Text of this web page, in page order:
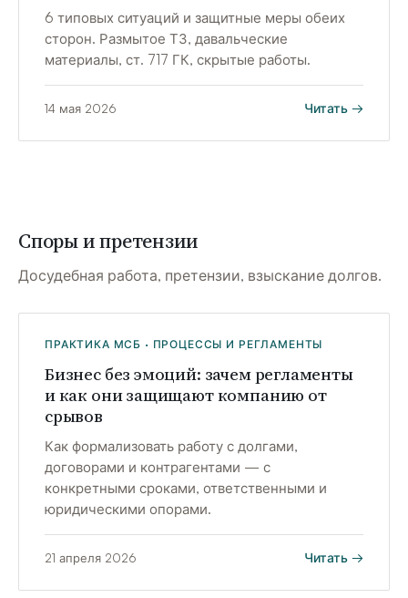
6 типовых ситуаций и защитные меры обеих
сторон. Размытое ТЗ, давальческие
материалы, ст. 717 ГК, скрытые работы.
14 мая 2026 Читать →
Споры и претензии
Досудебная работа, претензии, взыскание долгов.
ПРАКТИКА МСБ · ПРОЦЕССЫ И РЕГЛАМЕНТЫ
Бизнес без эмоций: зачем регламенты
и как они защищают компанию от
срывов
Как формализовать работу с долгами,
договорами и контрагентами — с
конкретными сроками, ответственными и
юридическими опорами.
21 апреля 2026 Читать →